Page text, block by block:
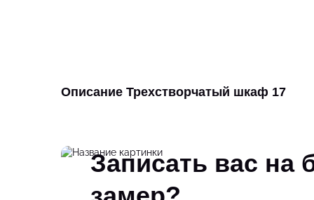
Описание Трехстворчатый шкаф 17
Записать вас на